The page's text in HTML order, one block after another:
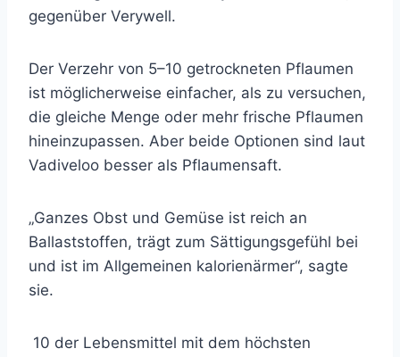
gegenüber Verywell.
Der Verzehr von 5–10 getrockneten Pflaumen
ist möglicherweise einfacher, als zu versuchen,
die gleiche Menge oder mehr frische Pflaumen
hineinzupassen. Aber beide Optionen sind laut
Vadiveloo besser als Pflaumensaft.
„Ganzes Obst und Gemüse ist reich an
Ballaststoffen, trägt zum Sättigungsgefühl bei
und ist im Allgemeinen kalorienärmer“, sagte
sie.
10 der Lebensmittel mit dem höchsten